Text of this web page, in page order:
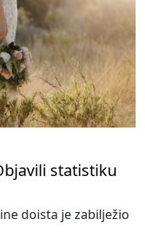
statistiku
doista je zabilježio